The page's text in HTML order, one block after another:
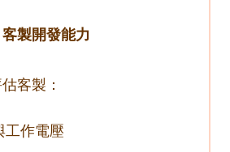
製開發能力
客製：
工作電壓